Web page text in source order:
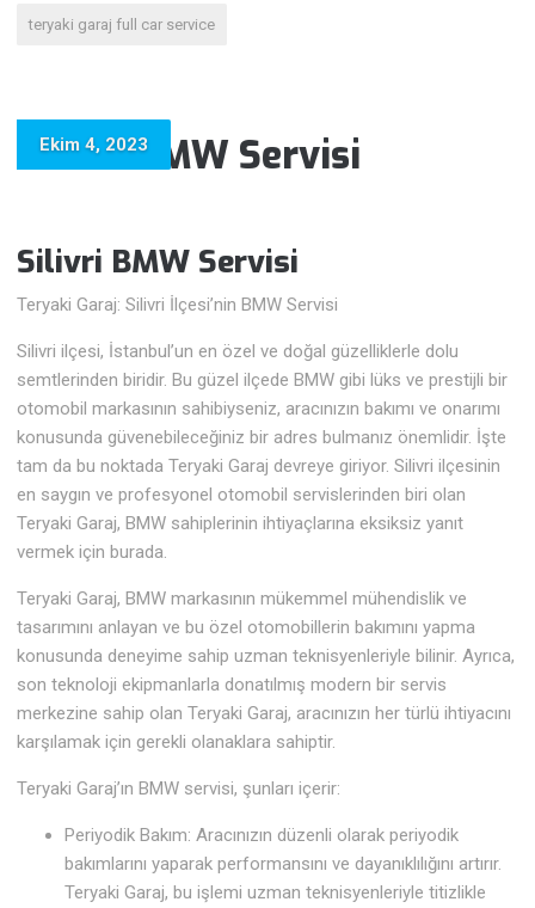
teryaki garaj full car service
Silivri BMW Servisi
Ekim 4, 2023
Silivri BMW Servisi
Teryaki Garaj: Silivri İlçesi’nin BMW Servisi
Silivri ilçesi, İstanbul’un en özel ve doğal güzelliklerle dolu
semtlerinden biridir. Bu güzel ilçede BMW gibi lüks ve prestijli bir
otomobil markasının sahibiyseniz, aracınızın bakımı ve onarımı
konusunda güvenebileceğiniz bir adres bulmanız önemlidir. İşte
tam da bu noktada Teryaki Garaj devreye giriyor. Silivri ilçesinin
en saygın ve profesyonel otomobil servislerinden biri olan
Teryaki Garaj, BMW sahiplerinin ihtiyaçlarına eksiksiz yanıt
vermek için burada.
Teryaki Garaj, BMW markasının mükemmel mühendislik ve
tasarımını anlayan ve bu özel otomobillerin bakımını yapma
konusunda deneyime sahip uzman teknisyenleriyle bilinir. Ayrıca,
son teknoloji ekipmanlarla donatılmış modern bir servis
merkezine sahip olan Teryaki Garaj, aracınızın her türlü ihtiyacını
karşılamak için gerekli olanaklara sahiptir.
Teryaki Garaj’ın BMW servisi, şunları içerir:
Periyodik Bakım: Aracınızın düzenli olarak periyodik
bakımlarını yaparak performansını ve dayanıklılığını artırır.
Teryaki Garaj, bu işlemi uzman teknisyenleriyle titizlikle